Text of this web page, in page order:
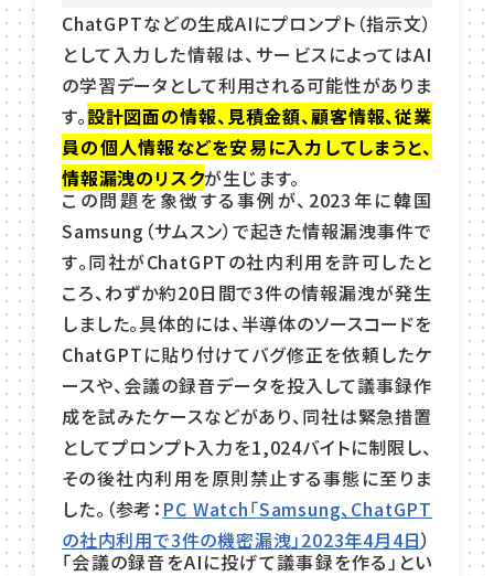
ChatGPTなどの生成AIにプロンプト（指示文）
として入力した情報は、サービスによってはAI
の学習データとして利用される可能性がありま
す。設計図面の情報、見積金額、顧客情報、従業
員の個人情報などを安易に入力してしまうと、
情報漏洩のリスクが生じます。
この問題を象徴する事例が、2023年に韓国
Samsung（サムスン）で起きた情報漏洩事件で
す。同社がChatGPTの社内利用を許可したと
ころ、わずか約20日間で3件の情報漏洩が発生
しました。具体的には、半導体のソースコードを
ChatGPTに貼り付けてバグ修正を依頼したケ
ースや、会議の録音データを投入して議事録作
成を試みたケースなどがあり、同社は緊急措置
としてプロンプト入力を1,024バイトに制限し、
その後社内利用を原則禁止する事態に至りま
した。（参考： PC Watch「Samsung、ChatGPT
の社内利用で3件の機密漏洩」2023年4月4日）
「会議の録音をAIに投げて議事録を作る」とい